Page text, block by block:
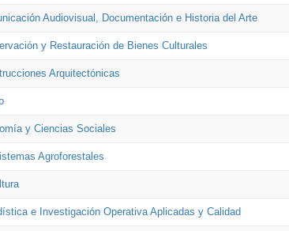
Audiovisual, Documentación e Historia del Arte
y Restauración de Bienes Culturales
Arquitectónicas
y Ciencias Sociales
Agroforestales
e Investigación Operativa Aplicadas y Calidad